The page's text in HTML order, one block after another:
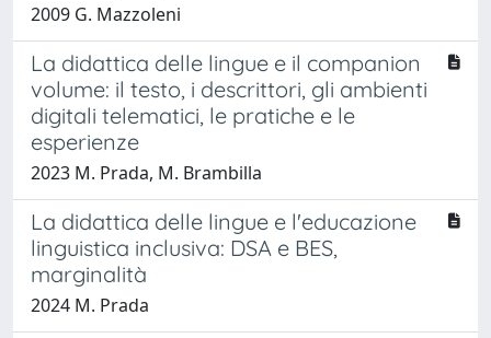
2009 G. Mazzoleni
La didattica delle lingue e il companion
volume: il testo, i descrittori, gli ambienti
digitali telematici, le pratiche e le
esperienze
2023 M. Prada, M. Brambilla
La didattica delle lingue e l'educazione
linguistica inclusiva: DSA e BES,
marginalità
2024 M. Prada